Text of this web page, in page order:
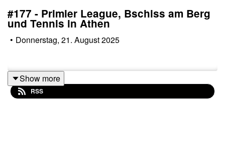
#177 - Primier League, Bschiss am Berg
und Tennis in Athen
• Donnerstag, 21. August 2025
Show more
RSS